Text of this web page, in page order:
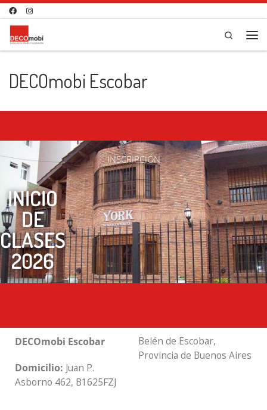
Saltar al contenido
Search
DECOmobi Escobar
INSCRIPCIÓN
INICIO
DE
CLASES
2026
DECOmobi Escobar
Domicilio: Juan P.
Asborno 462, B1625FZJ
Belén de Escobar,
Provincia de Buenos Aires